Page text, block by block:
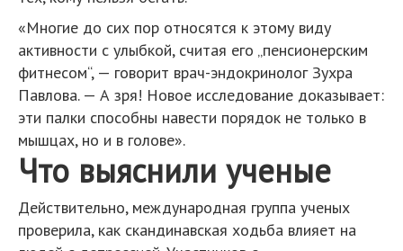
«Многие до сих пор относятся к этому виду
активности с улыбкой, считая его „пенсионерским
фитнесом“, — говорит врач-эндокринолог Зухра
Павлова. — А зря! Новое исследование доказывает:
эти палки способны навести порядок не только в
мышцах, но и в голове».
Что выяснили ученые
Действительно, международная группа ученых
проверила, как скандинавская ходьба влияет на